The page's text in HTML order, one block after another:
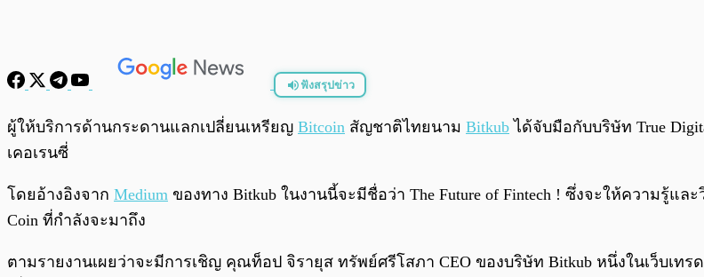
ฟังสรุปข่าว
พร้อมเล่น
ผู้ให้บริการด้านกระดานแลกเปลี่ยนเหรียญ Bitcoin สัญชาติไทยนาม Bitkub ได้จับมือกับบริษัท True
เคอเรนซี่
โดยอ้างอิงจาก Medium ของทาง Bitkub ในงานนี้จะมีชื่อว่า The Future of Fintech ! ซึ่งจะให้ความรู้แล
Coin ที่กำลังจะมาถึง
ตามรายงานเผยว่าจะมีการเชิญ คุณท็อป จิรายุส ทรัพย์ศรีโสภา CEO ของบริษัท Bitkub หนึ่งในเว็บ